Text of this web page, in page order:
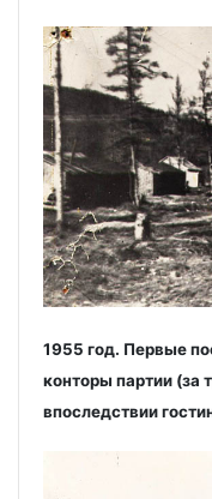
1955 год. Первые
конторы партии (за
впоследствии